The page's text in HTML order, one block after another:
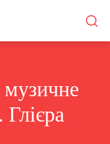
музичне